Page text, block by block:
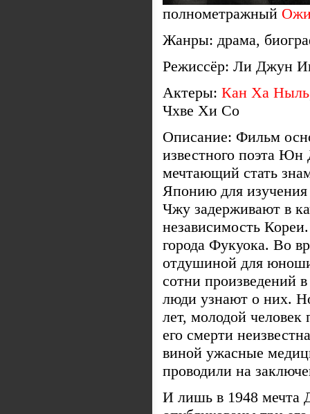
полнометражный
Жанры: драма,
Режиссёр: Ли Джун
Актеры: Кан Ха Ныль
Чхве Хи Со
Описание: Фильм
известного поэта
мечтающий стать
Японию для
Чжу задерживают в
независимость
города Фукуока. Во
отдушиной для
сотни произведений
люди узнают о них.
лет, молодой
его смерти
виной ужасные
проводили на
И лишь в 1948 мечта